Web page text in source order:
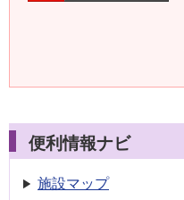
便利情報ナビ
施設マップ